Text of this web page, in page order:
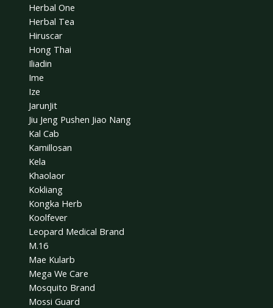
Herbal One
Herbal Tea
Hiruscar
Hong Thai
Iliadin
Ime
Ize
JarunJit
Jiu Jeng Pushen Jiao Nang
Kal Cab
Kamillosan
Kela
Khaolaor
Kokliang
Kongka Herb
Koolfever
Leopard Medical Brand
M.16
Mae Kularb
Mega We Care
Mosquito Brand
Mossi Guard